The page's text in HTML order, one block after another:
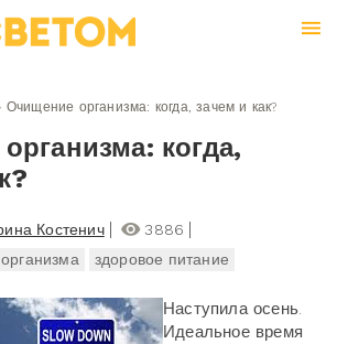
Очищение организма: когда, зачем и как?
когда,
Костенич
3886
здоровое питание
Наступила осень.
Идеальное время